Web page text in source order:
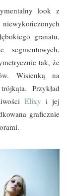
look z
granatu,
tak, że
Wisienką na
Przykład
Elixy i jej
graficznie